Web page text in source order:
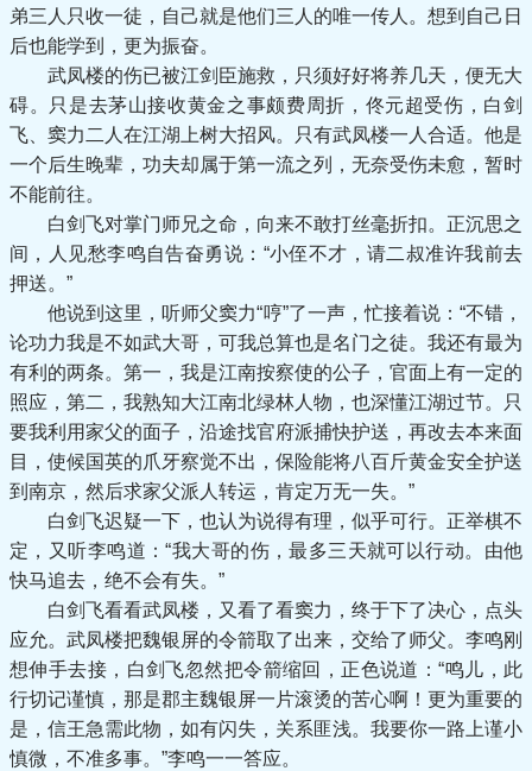
弟三人只收一徒，自己就是他们三人的唯一传人。想到自己日
后也能学到，更为振奋。
武凤楼的伤已被江剑臣施救，只须好好将养几天，便无大
碍。只是去茅山接收黄金之事颇费周折，佟元超受伤，白剑
飞、窦力二人在江湖上树大招风。只有武凤楼一人合适。他是
一个后生晚辈，功夫却属于第一流之列，无奈受伤未愈，暂时
不能前往。
白剑飞对掌门师兄之命，向来不敢打丝毫折扣。正沉思之
间，人见愁李鸣自告奋勇说：“小侄不才，请二叔准许我前去
押送。”
他说到这里，听师父窦力“哼”了一声，忙接着说：“不错，
论功力我是不如武大哥，可我总算也是名门之徒。我还有最为
有利的两条。第一，我是江南按察使的公子，官面上有一定的
照应，第二，我熟知大江南北绿林人物，也深懂江湖过节。只
要我利用家父的面子，沿途找官府派捕快护送，再改去本来面
目，使候国英的爪牙察觉不出，保险能将八百斤黄金安全护送
到南京，然后求家父派人转运，肯定万无一失。”
白剑飞迟疑一下，也认为说得有理，似乎可行。正举棋不
定，又听李鸣道：“我大哥的伤，最多三天就可以行动。由他
快马追去，绝不会有失。”
白剑飞看看武凤楼，又看了看窦力，终于下了决心，点头
应允。武凤楼把魏银屏的令箭取了出来，交给了师父。李鸣刚
想伸手去接，白剑飞忽然把令箭缩回，正色说道：“鸣儿，此
行切记谨慎，那是郡主魏银屏一片滚烫的苦心啊！更为重要的
是，信王急需此物，如有闪失，关系匪浅。我要你一路上谨小
慎微，不准多事。”李鸣一一答应。